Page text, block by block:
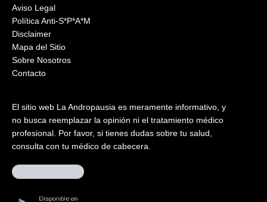
Aviso Legal
Política Anti-S*P*A*M
Disclaimer
Mapa del Sitio
Sobre Nosotros
Contacto
El sitio web La Andropausia es meramente informativo, y
no busca reemplazar la opinión ni el tratamiento médico
profesional. Por favor, si tienes dudas sobre tu salud,
consulta con tu médico de cabecera.